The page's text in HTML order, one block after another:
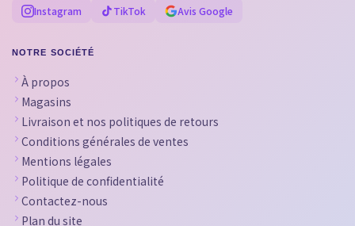
Instagram TikTok Avis Google
NOTRE SOCIÉTÉ
À propos
Magasins
Livraison et nos politiques de retours
Conditions générales de ventes
Mentions légales
Politique de confidentialité
Contactez-nous
Plan du site